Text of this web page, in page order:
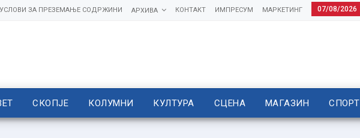
07/08/2026
МАРКЕТИНГ
ИМПРЕСУМ
КОНТАКТ
АРХИВА
УСЛОВИ ЗА ПРЕЗЕМАЊЕ СОДРЖИНИ
СКОПЈЕ КОЛУМНИ КУЛТУРА СЦЕНА МАГАЗИН СПОРТ